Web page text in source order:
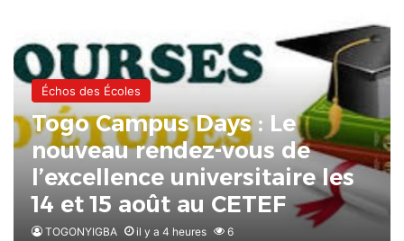
Échos des Écoles
Togo Campus Days : Le
nouveau rendez-vous de
l’excellence universitaire les
14 et 15 août au CETEF
TOGONYIGBA il y a 4 heures 6